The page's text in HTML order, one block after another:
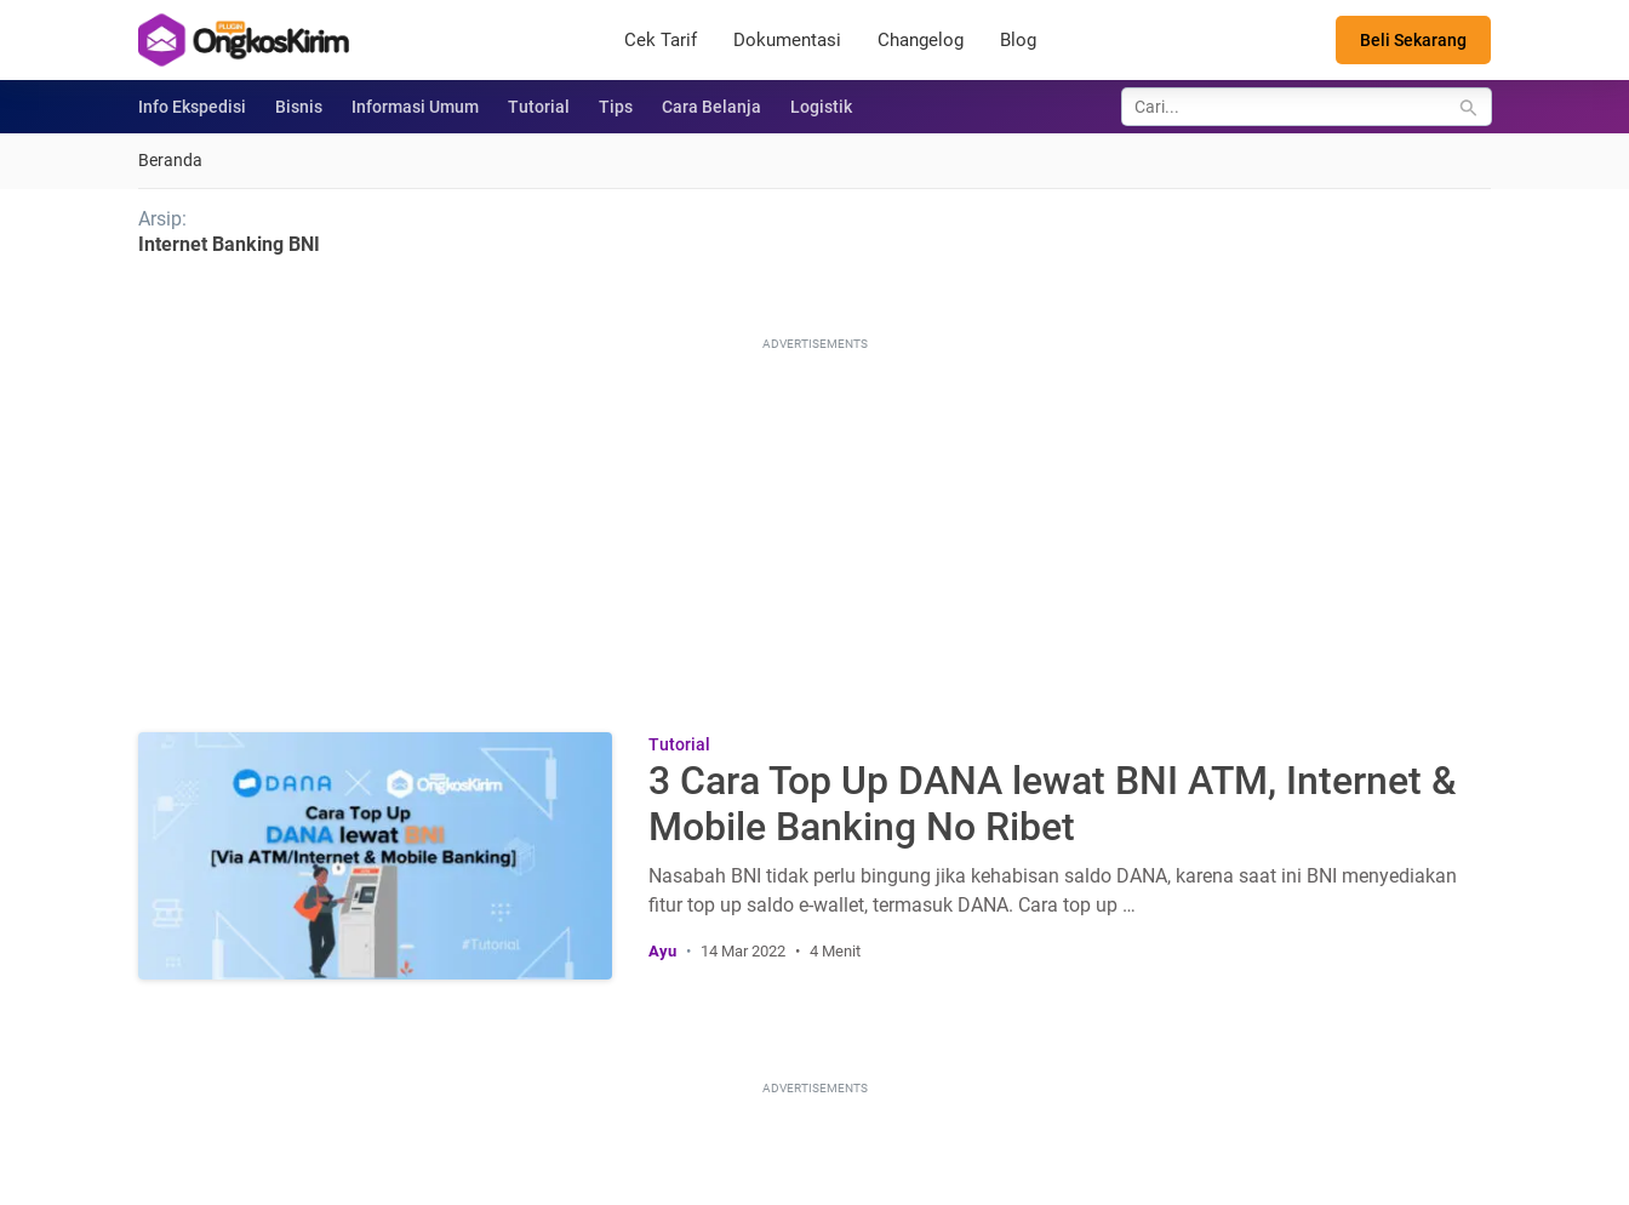
Cek Tarif Dokumentasi Changelog Blog Beli Sekarang
Info Ekspedisi Bisnis Informasi Umum Tutorial Tips Cara Belanja Logistik
Beranda
Arsip:
Internet Banking BNI
ADVERTISEMENTS
Tutorial
3 Cara Top Up DANA lewat BNI ATM, Internet &
Mobile Banking No Ribet
Nasabah BNI tidak perlu bingung jika kehabisan saldo DANA, karena saat ini BNI menyediakan
fitur top up saldo e-wallet, termasuk DANA. Cara top up …
Ayu 14 Mar 2022 4 Menit
ADVERTISEMENTS